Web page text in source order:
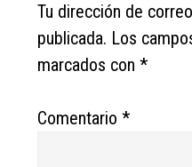
Tu dirección de
publicada. Los
marcados con*
Comentario*